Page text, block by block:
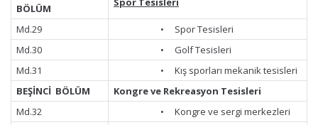
BÖLÜM
Md.29
• Spor Tesisleri
Md.30
• Golf Tesisleri
Md.31
• Kış sporları mekanik tesisleri
BEŞİNCİ BÖLÜM
Kongre ve Rekreasyon Tesisleri
Md.32
• Kongre ve sergi merkezleri